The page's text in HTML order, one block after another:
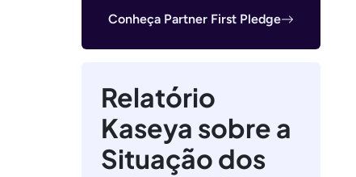
Conheça Partner First Pledge
Relatório
Kaseya sobre a
Situação dos